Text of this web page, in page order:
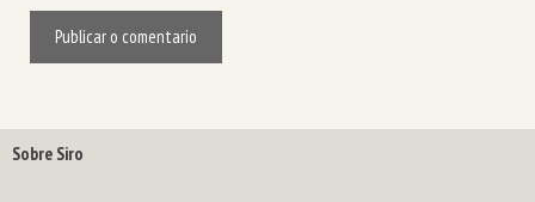
Sobre Siro